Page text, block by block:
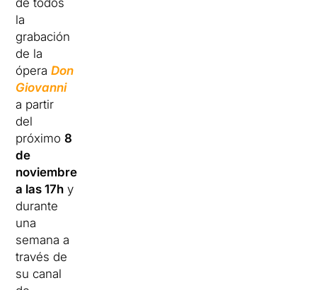
de todos
la
grabación
de la
óperaDon
Giovanni
a partir
del
próximo8
de
noviembre
a las 17h y
durante
una
semana a
través de
su canal